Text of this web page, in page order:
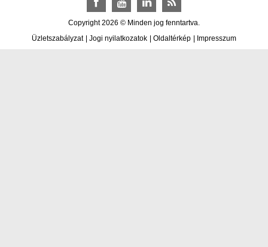
Copyright 2026 © Minden jog fenntartva.
FacebookYouTubeLinkedInRSS
Üzletszabályzat | Jogi nyilatkozatok | Oldaltérkép | Impresszum